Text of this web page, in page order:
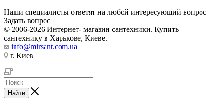
Наши специалисты ответят на любой интересующий вопрос
Задать вопрос
© 2006-2026 Интернет- магазин сантехники. Купить
сантехнику в Харькове, Киеве.
info@mirsant.com.ua
г. Киев
Найти